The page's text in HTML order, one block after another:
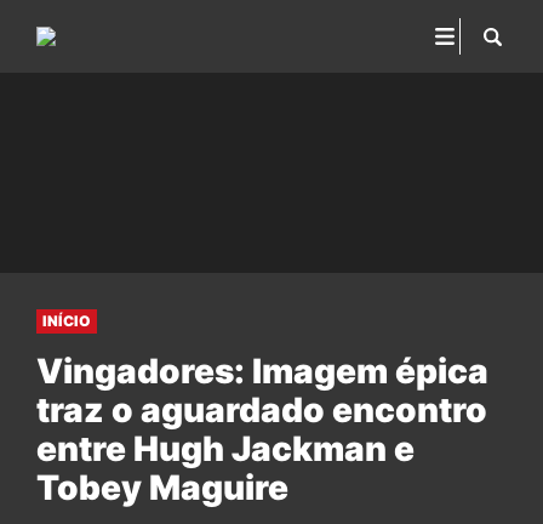
INÍCIO
Vingadores: Imagem épica
traz o aguardado encontro
entre Hugh Jackman e
Tobey Maguire